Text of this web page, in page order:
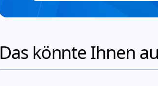
Das könnte Ihnen